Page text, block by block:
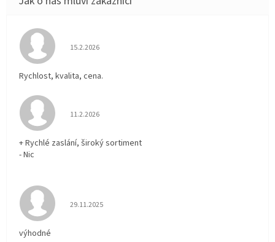
Hodnocení obchodu je 5 z 5 hvězdiček.
15.2.2026
Rychlost, kvalita, cena.
Hodnocení obchodu je 5 z 5 hvězdiček.
11.2.2026
+ Rychlé zaslání, široký sortiment
- Nic
Hodnocení obchodu je 5 z 5 hvězdiček.
29.11.2025
výhodné